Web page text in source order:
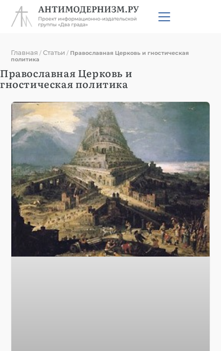
Главная /Статьи / Православная Церковь и гностическая
политика
Православная Церковь и
гностическая политика